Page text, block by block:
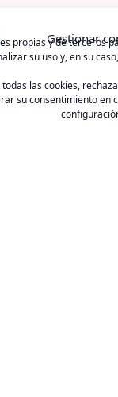
Gestionar
propias y de terceros
su uso y, en su
las cookies,
su consentimiento en